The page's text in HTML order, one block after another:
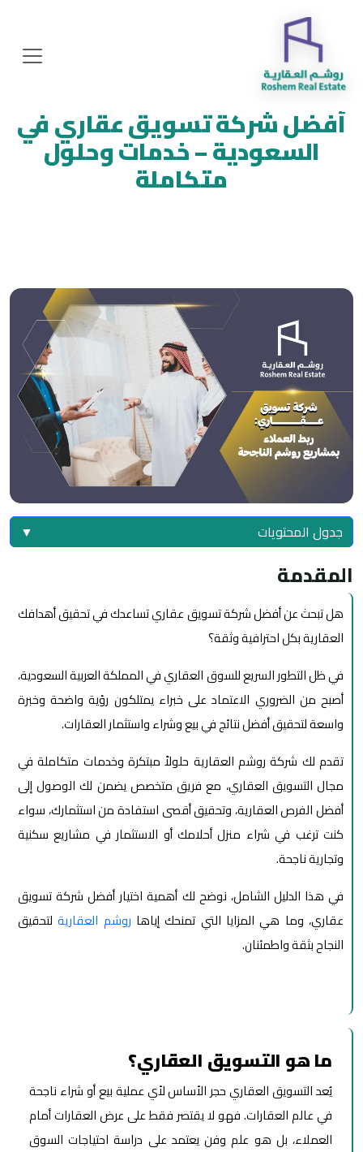
أفضل شركة تسويق عقاري في
السعودية – خدمات وحلول
متكاملة
جدول المحتويات ▼
المقدمة
هل تبحث عن أفضل شركة تسويق عقاري تساعدك في تحقيق أهدافك
العقارية بكل احترافية وثقة؟
في ظل التطور السريع للسوق العقاري في المملكة العربية السعودية،
أصبح من الضروري الاعتماد على خبراء يمتلكون رؤية واضحة وخبرة
واسعة لتحقيق أفضل نتائج في بيع وشراء واستثمار العقارات.
تقدم لك شركة روشم العقارية حلولاً مبتكرة وخدمات متكاملة في
مجال التسويق العقاري، مع فريق متخصص يضمن لك الوصول إلى
أفضل الفرص العقارية، وتحقيق أقصى استفادة من استثمارك، سواء
كنت ترغب في شراء منزل أحلامك أو الاستثمار في مشاريع سكنية
وتجارية ناجحة.
في هذا الدليل الشامل، نوضح لك أهمية اختيار أفضل شركة تسويق
عقاري، وما هي المزايا التي تمنحك إياها روشم العقاريةلتحقيق
النجاح بثقة واطمئنان.
ما هو التسويق العقاري؟
يُعد التسويق العقاري حجر الأساس لأي عملية بيع أو شراء ناجحة
في عالم العقارات. فهو لا يقتصر فقط على عرض العقارات أمام
العملاء، بل هو علم وفن يعتمد على دراسة احتياجات السوق